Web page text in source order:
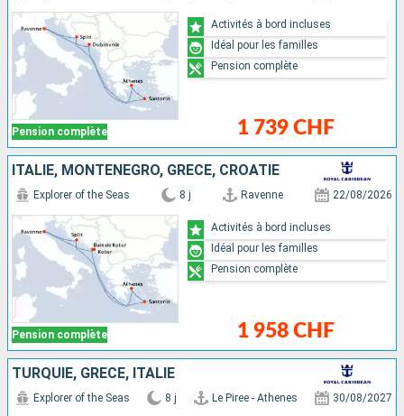
Pension complète 1 739 CHF
Activités à bord incluses
Idéal pour les familles
Pension complète
ITALIE, MONTÉNÉGRO, GRÈCE, CROATIE
Pension complète
Explorer of the Seas 8 j Ravenne 22/08/2026
1 958 CHF
Activités à bord incluses
Idéal pour les familles
Pension complète
TURQUIE, GRÈCE, ITALIE
Explorer of the Seas 8 j Le Piree - Athenes 30/08/2027